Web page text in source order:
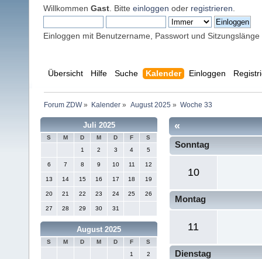
Willkommen Gast . Bitte einloggen oder registrieren
Einloggen mit Benutzername, Passwort und Sitzungslänge
Übersicht Hilfe Suche Kalender Einloggen
Forum ZDW» Kalender » August 2025 » Woche 33
Juli 2025
S M D M D F
S
1
2 3 4 5
6 7 8 9 10 11 12
13 14 15 16 17 18 19
20 21 22 23 24 25 26
27 28 29 30 31
August 2025
S M D M D F
S
1
2
«
Sonntag
10
Montag
11
Dienstag